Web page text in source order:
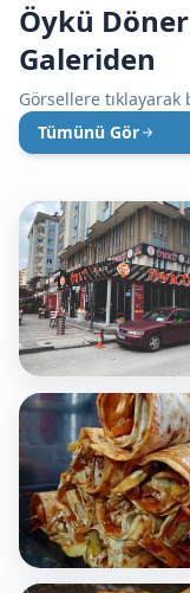
Öykü
Galeriden
Görsellere
Tümünü Gör